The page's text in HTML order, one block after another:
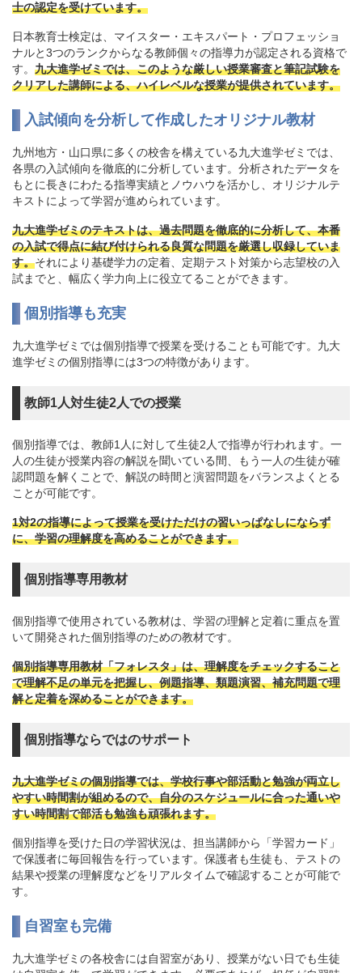
士の認定を受けています。
日本教育士検定は、マイスター・エキスパート・プロフェッショ
ナルと3つのランクからなる教師個々の指導力が認定される資格で
す。 九大進学ゼミでは、このような厳しい授業審査と筆記試験を
クリアした講師による、ハイレベルな授業が提供されています。
入試傾向を分析して作成したオリジナル教材
九州地方・山口県に多くの校舎を構えている九大進学ゼミでは、
各県の入試傾向を徹底的に分析しています。分析されたデータを
もとに長きにわたる指導実績とノウハウを活かし、オリジナルテ
キストによって学習が進められています。
九大進学ゼミのテキストは、過去問題を徹底的に分析して、本番
の入試で得点に結び付けられる良質な問題を厳選し収録していま
す。それにより基礎学力の定着、定期テスト対策から志望校の入
試までと、幅広く学力向上に役立てることができます。
個別指導も充実
九大進学ゼミでは個別指導で授業を受けることも可能です。九大
進学ゼミの個別指導には3つの特徴があります。
教師1人対生徒2人での授業
個別指導では、教師1人に対して生徒2人で指導が行われます。一
人の生徒が授業内容の解説を聞いている間、もう一人の生徒が確
認問題を解くことで、解説の時間と演習問題をバランスよくとる
ことが可能です。
1対2の指導によって授業を受けただけの習いっぱなしにならず
に、学習の理解度を高めることができます。
個別指導専用教材
個別指導で使用されている教材は、学習の理解と定着に重点を置
いて開発された個別指導のための教材です。
個別指導専用教材「フォレスタ」は、理解度をチェックすること
で理解不足の単元を把握し、例題指導、類題演習、補充問題で理
解と定着を深めることができます。
個別指導ならではのサポート
九大進学ゼミの個別指導では、学校行事や部活動と勉強が両立し
やすい時間割が組めるので、自分のスケジュールに合った通いや
すい時間割で部活も勉強も頑張れます。
個別指導を受けた日の学習状況は、担当講師から「学習カード」
で保護者に毎回報告を行っています。保護者も生徒も、テストの
結果や授業の理解度などをリアルタイムで確認することが可能で
す。
自習室も完備
九大進学ゼミの各校舎には自習室があり、授業がない日でも生徒